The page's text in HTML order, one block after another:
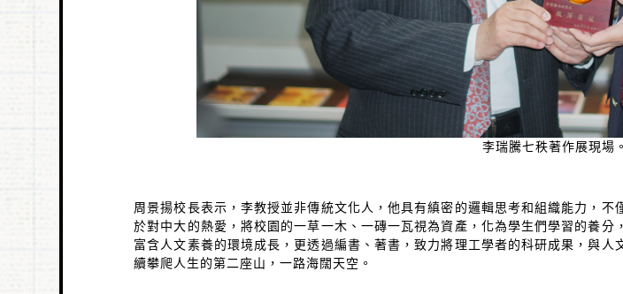
李瑞騰七秩著作展現場
周景揚校長表示，李教授並非傳統文化人，他具有縝密的邏輯思考和組織能力，
於對中大的熱愛，將校園的一草一木、一磚一瓦視為資產，化為學生們學習的養
富含人文素養的環境成長，更透過編書、著書，致力將理工學者的科研成果，與
續攀爬人生的第二座山，一路海闊天空。